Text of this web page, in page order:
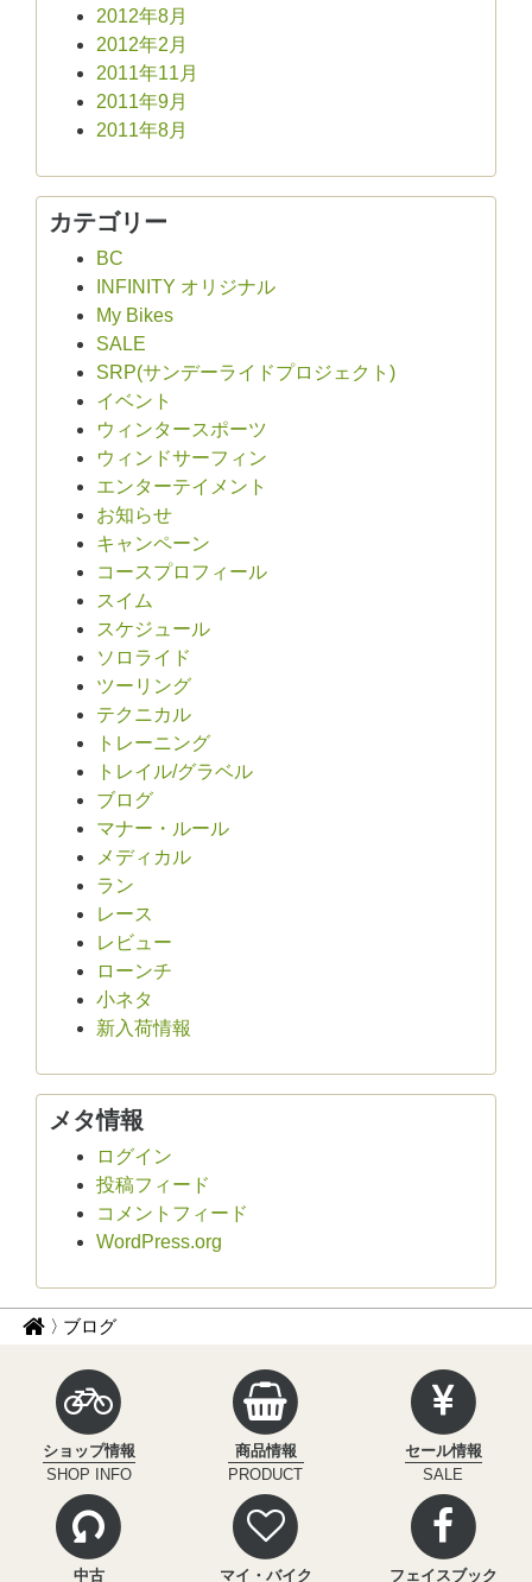
2012年8月
2012年2月
2011年11月
2011年9月
2011年8月
カテゴリー
BC
INFINITY オリジナル
My Bikes
SALE
SRP(サンデーライドプロジェクト)
イベント
ウィンタースポーツ
ウィンドサーフィン
エンターテイメント
お知らせ
キャンペーン
コースプロフィール
スイム
スケジュール
ソロライド
ツーリング
テクニカル
トレーニング
トレイル/グラベル
ブログ
マナー・ルール
メディカル
ラン
レース
レビュー
ローンチ
小ネタ
新入荷情報
メタ情報
ログイン
投稿フィード
コメントフィード
WordPress.org
パ
ナ
サ
ク
ル
イ
ン
フ
ィ
ニ
ブログ
ショップ情報
SHOP INFO
商品情報
PRODUCT
セール情報
SALE
中古 マイ・バイク フェイスブック